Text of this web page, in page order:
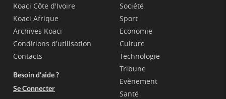
Koaci Côte d'Ivoire
Koaci Afrique
Archives Koaci
Conditions d'utilisation
Contacts
Besoin d'aide ?
Se Connecter
Société
Sport
Economie
Culture
Technologie
Tribune
Evènement
Santé